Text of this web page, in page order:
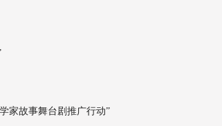
家故事舞台剧推广行动”